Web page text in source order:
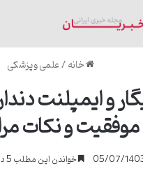
خانه/علمی و پزشکی
و ایمپلنت
موفقیت و نکات
05/07/ خواندن این مطلب 5 دقیقه زمان میبرد